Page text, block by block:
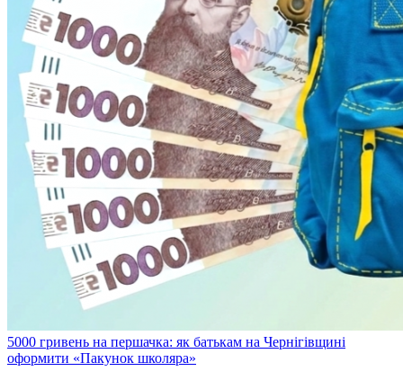
5000 гривень на першачка: як батькам на Чернігівщині
оформити «Пакунок школяра»